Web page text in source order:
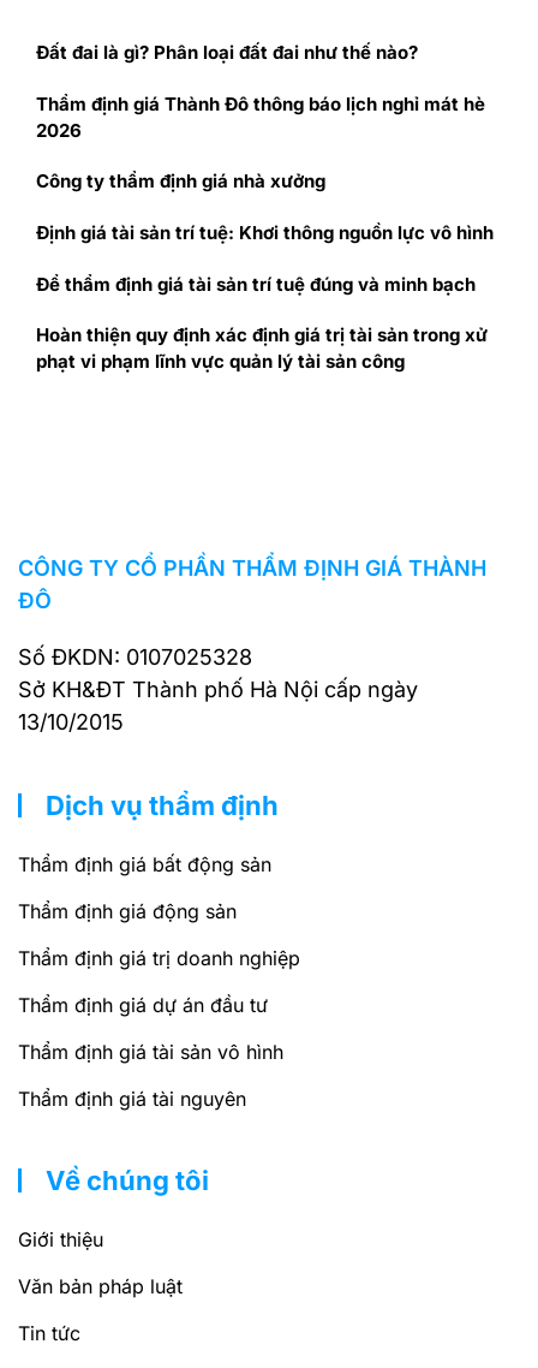
Đất đai là gì? Phân loại đất đai như thế nào?
Thẩm định giá Thành Đô thông báo lịch nghỉ mát hè
2026
Công ty thẩm định giá nhà xưởng
Định giá tài sản trí tuệ: Khơi thông nguồn lực vô hình
Để thẩm định giá tài sản trí tuệ đúng và minh bạch
Hoàn thiện quy định xác định giá trị tài sản trong xử
phạt vi phạm lĩnh vực quản lý tài sản công
CÔNG TY CỔ PHẦN THẨM ĐỊNH GIÁ THÀNH
ĐÔ
Số ĐKDN: 0107025328
Sở KH&ĐT Thành phố Hà Nội cấp ngày
13/10/2015
Dịch vụ thẩm định
Thẩm định giá bất động sản
Thẩm định giá động sản
Thẩm định giá trị doanh nghiệp
Thẩm định giá dự án đầu tư
Thẩm định giá tài sản vô hình
Thẩm định giá tài nguyên
Về chúng tôi
Giới thiệu
Văn bản pháp luật
Tin tức